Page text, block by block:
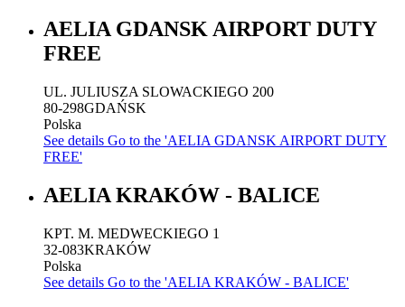
AELIA GDANSK AIRPORT DUTY
FREE
UL. JULIUSZA SLOWACKIEGO 200
80-298GDAŃSK
Polska
See details Go to the 'AELIA GDANSK AIRPORT DUTY
FREE'
AELIA KRAKÓW - BALICE
KPT. M. MEDWECKIEGO 1
32-083KRAKÓW
Polska
See details Go to the 'AELIA KRAKÓW - BALICE'